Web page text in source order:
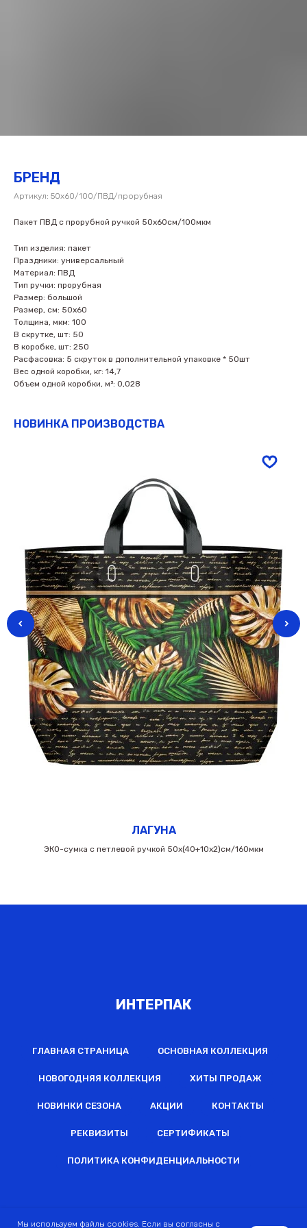
БРЕНД
Артикул: 50х60/100/ПВД/прорубная
Пакет ПВД с прорубной ручкой 50х60см/100мкм
Тип изделия: пакет
Праздники: универсальный
Материал: ПВД
Тип ручки: прорубная
Размер: большой
Размер, см: 50х60
Толщина, мкм: 100
В скрутке, шт: 50
В коробке, шт: 250
Расфасовка: 5 скруток в дополнительной упаковке * 50шт
Вес одной коробки, кг: 14,7
Объем одной коробки, м³: 0,028
НОВИНКА ПРОИЗВОДСТВА
ЛАГУНА
ЭКО-сумка с петлевой ручкой 50х(40+10х2)см/160мкм
ИНТЕРПАК
ГЛАВНАЯ СТРАНИЦА ОСНОВНАЯ КОЛЛЕКЦИЯ
НОВОГОДНЯЯ КОЛЛЕКЦИЯ ХИТЫ ПРОДАЖ
НОВИНКИ СЕЗОНА АКЦИИ КОНТАКТЫ
РЕКВИЗИТЫ СЕРТИФИКАТЫ
ПОЛИТИКА КОНФИДЕНЦИАЛЬНОСТИ
Мы используем файлы cookies. Если вы согласны с